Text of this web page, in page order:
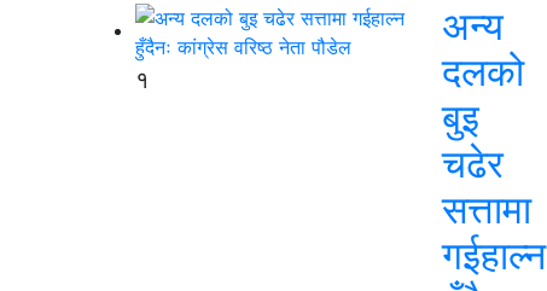
१
अन्य
दलको
बुइ
चढेर
सत्तामा
गईहाल्न